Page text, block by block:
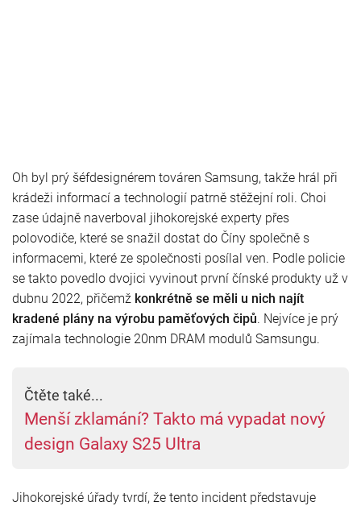
Oh byl prý šéfdesignérem továren Samsung, takže hrál při
krádeži informací a technologií patrně stěžejní roli. Choi
zase údajně naverboval jihokorejské experty přes
polovodiče, které se snažil dostat do Číny společně s
informacemi, které ze společnosti posílal ven. Podle policie
se takto povedlo dvojici vyvinout první čínské produkty už v
dubnu 2022, přičemž konkrétně se měli u nich najít
kradené plány na výrobu paměťových čipů. Nejvíce je prý
zajímala technologie 20nm DRAM modulů Samsungu.
Čtěte také...
Menší zklamání? Takto má vypadat nový
design Galaxy S25 Ultra
Jihokorejské úřady tvrdí, že tento incident představuje